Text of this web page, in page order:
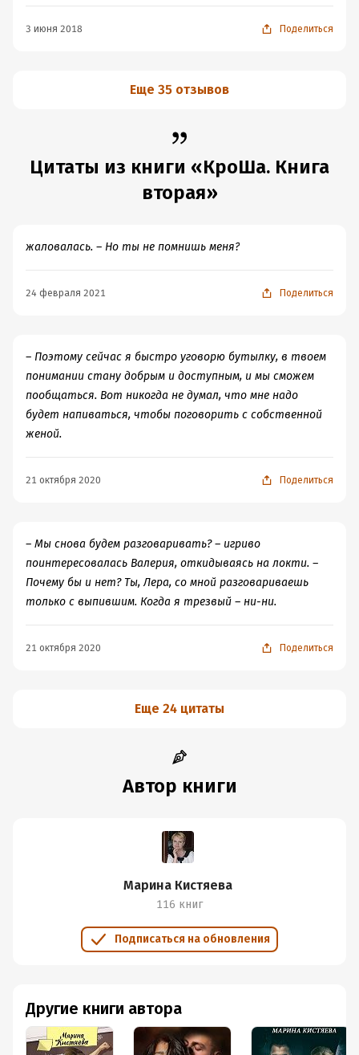
3 июня 2018 Поделиться
Еще 35 отзывов
Цитаты из книги «КроШа. Книга
вторая»
жаловалась. – Но ты не помнишь меня?
24 февраля 2021 Поделиться
– Поэтому сейчас я быстро уговорю бутылку, в твоем
понимании стану добрым и доступным, и мы сможем
пообщаться. Вот никогда не думал, что мне надо
будет напиваться, чтобы поговорить с собственной
женой.
21 октября 2020 Поделиться
– Мы снова будем разговаривать? – игриво
поинтересовалась Валерия, откидываясь на локти. –
Почему бы и нет? Ты, Лера, со мной разговариваешь
только с выпившим. Когда я трезвый – ни-ни.
21 октября 2020 Поделиться
Еще 24 цитаты
Автор книги
Марина Кистяева
116 книг
Подписаться на обновления
Другие книги автора